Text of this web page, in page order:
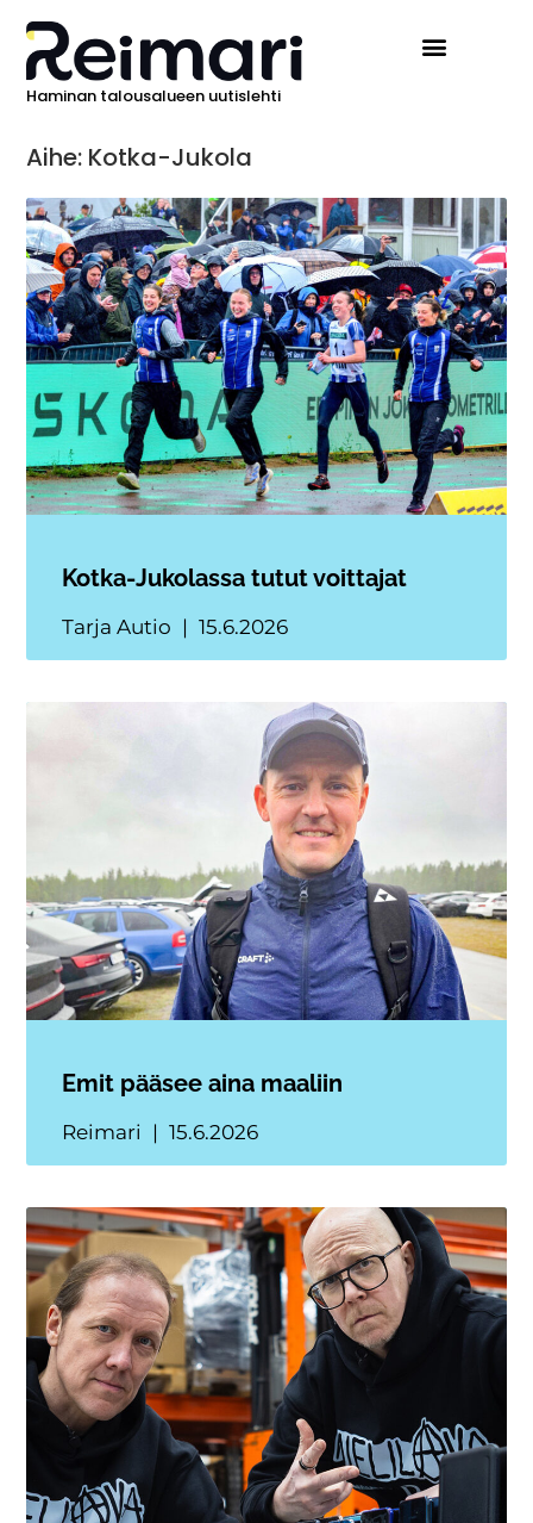
Haminan talousalueen uutislehti
Aihe: Kotka-Jukola
Kotka-Jukolassa tutut voittajat
Tarja Autio 15.6.2026
Emit pääsee aina maaliin
Reimari 15.6.2026